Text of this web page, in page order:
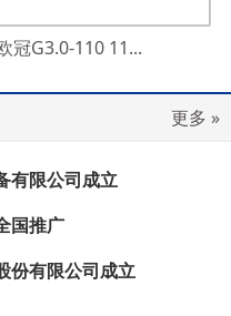
冠G3.0-110 11...
更多 »
有限公司成立
国推广
份有限公司成立